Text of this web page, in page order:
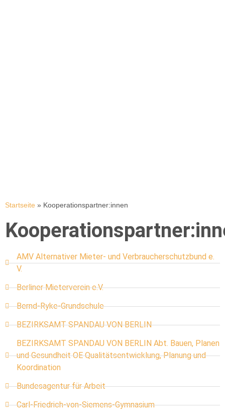
Startseite » Kooperationspartner:innen
AMV Alternativer Mieter- und Verbraucherschutzbund e.
V.
Berliner Mieterverein e.V.
Bernd-Ryke-Grundschule
BEZIRKSAMT SPANDAU VON BERLIN
BEZIRKSAMT SPANDAU VON BERLIN Abt. Bauen, Planen
und Gesundheit OE Qualitätsentwicklung, Planung und
Koordination
Bundesagentur für Arbeit
Carl-Friedrich-von-Siemens-Gymnasium